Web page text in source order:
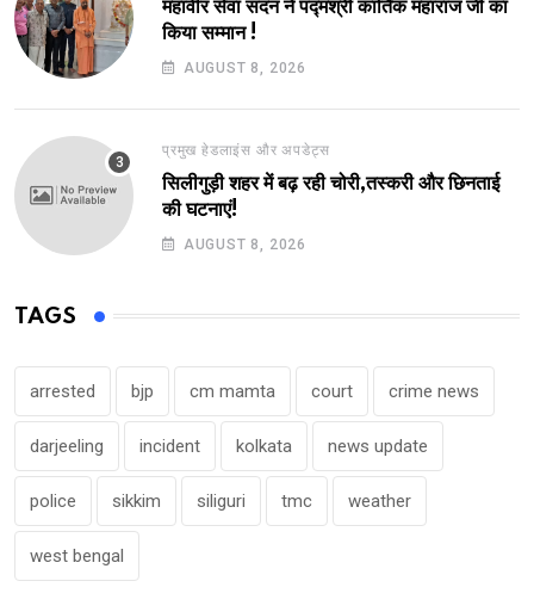
महावीर सेवा सदन ने पद्मश्री कार्तिक महाराज जी का
किया सम्मान !
AUGUST 8, 2026
प्रमुख हेडलाइंस और अपडेट्स
सिलीगुड़ी शहर में बढ़ रही चोरी,तस्करी और छिनताई
की घटनाएं!
AUGUST 8, 2026
TAGS
arrested bjp cm mamta court crime news
darjeeling incident kolkata news update
police sikkim siliguri tmc weather
west bengal